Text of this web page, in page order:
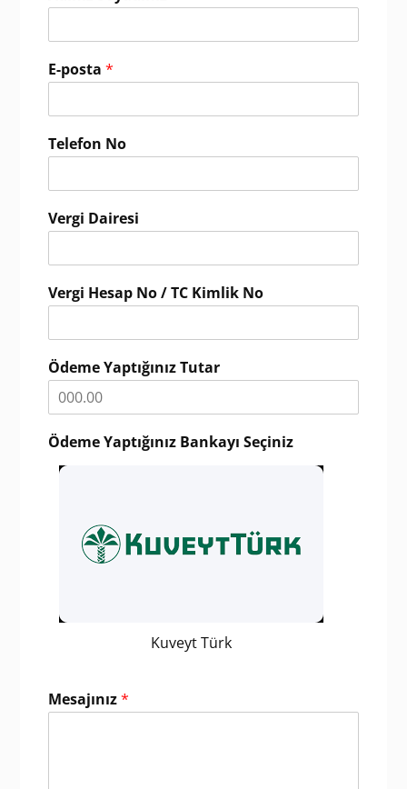
E-posta *
Telefon No
Vergi Dairesi
Vergi Hesap No / TC Kimlik No
Ödeme Yaptığınız Tutar
Ödeme Yaptığınız Bankayı Seçiniz
Kuveyt Türk
Mesajınız*